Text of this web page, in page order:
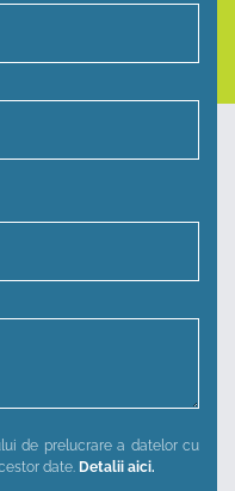
de prelucrare a datelor cu
date. Detalii aici.